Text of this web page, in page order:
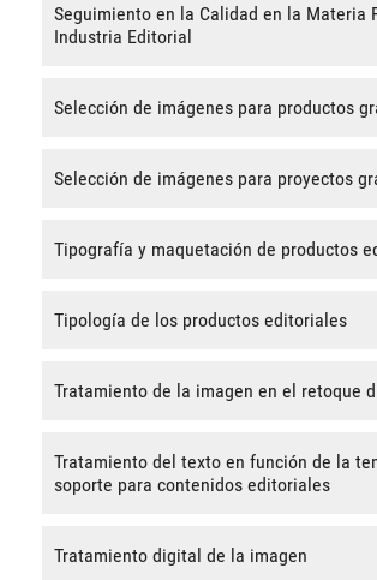
Seguimiento en la Calidad en la Materia
Industria Editorial
Selección de imágenes para productos
Selección de imágenes para proyectos
Tipografía y maquetación de productos
Tipología de los productos editoriales
Tratamiento de la imagen en el retoque
Tratamiento del texto en función de la
soporte para contenidos editoriales
Tratamiento digital de la imagen